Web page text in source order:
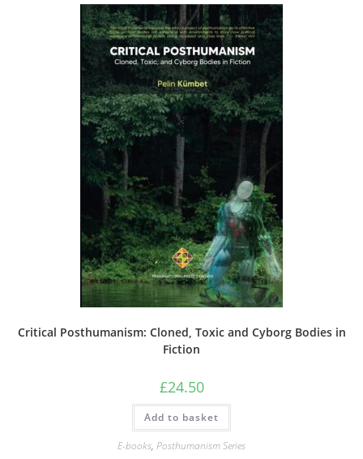
Critical Posthumanism: Cloned, Toxic and Cyborg Bodies in
Fiction
£24.50
Add to basket
E-books, Posthumanism Series